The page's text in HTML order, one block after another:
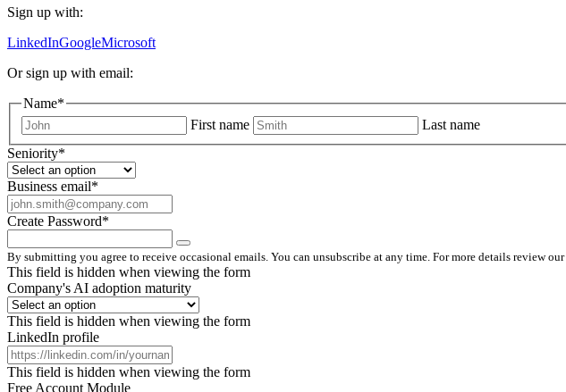
Sign up with:
LinkedInGoogleMicrosoft
Or sign up with email:
Name*
First name
Last name
Seniority*
Business email*
Create Password*
By submitting you agree to receive occasional emails. You can unsubscribe at any time. For more details review our
This field is hidden when viewing the form
Company's AI adoption maturity
This field is hidden when viewing the form
LinkedIn profile
This field is hidden when viewing the form
Free Account Module